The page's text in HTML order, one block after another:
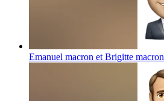
Emanuel macron et Brigitte macron